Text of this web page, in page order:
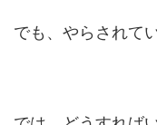
でも、やらされて